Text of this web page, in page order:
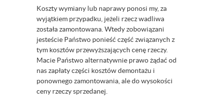
Koszty wymiany lub naprawy ponosi my, za
wyjątkiem przypadku, jeżeli rzecz wadliwa
została zamontowana. Wtedy zobowiązani
jesteście Państwo ponieść część związanych z
tym kosztów przewyższających cenę rzeczy.
Macie Państwo alternatywnie prawo żądać od
nas zapłaty części kosztów demontażu i
ponownego zamontowania, ale do wysokości
ceny rzeczy sprzedanej.